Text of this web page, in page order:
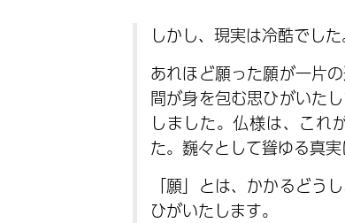
しかし、現実は冷酷でし
あれほど願った願が一片
間が身を包む思ひがいた
しました。仏様は、これ
た。巍々として聳ゆる真
「願」とは、かかるどう
ひがいたします。